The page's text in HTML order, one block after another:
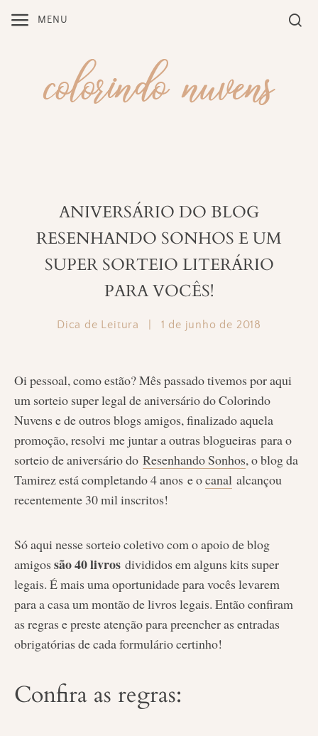
MENU
ANIVERSÁRIO DO BLOG
RESENHANDO SONHOS E UM
SUPER SORTEIO LITERÁRIO
PARA VOCÊS!
Dica de Leitura 1 de junho de 2018
Oi pessoal, como estão? Mês passado tivemos por aqui
um sorteio super legal de aniversário do Colorindo
Nuvens e de outros blogs amigos, finalizado aquela
promoção, resolvi me juntar a outras blogueiras para o
sorteio de aniversário do Resenhando Sonhos, o blog da
Tamirez está completando 4 anos e ocanal alcançou
recentemente 30 mil inscritos!
Só aqui nesse sorteio coletivo com o apoio de blog
amigos são 40 livros divididos em alguns kits super
legais. É mais uma oportunidade para vocês levarem
para a casa um montão de livros legais. Então confiram
as regras e preste atenção para preencher as entradas
obrigatórias de cada formulário certinho!
Confira as regras: